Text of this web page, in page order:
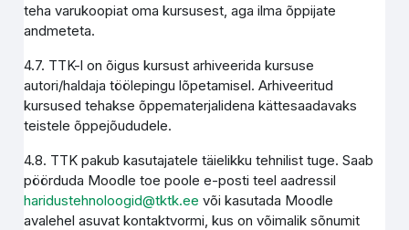
teha varukoopiat oma kursusest, aga ilma õppijate
andmeteta.
4.7. TTK-l on õigus kursust arhiveerida kursuse
autori/haldaja töölepingu lõpetamisel. Arhiveeritud
kursused tehakse õppematerjalidena kättesaadavaks
teistele õppejõududele.
4.8. TTK pakub kasutajatele täielikku tehnilist tuge. Saab
pöörduda Moodle toe poole e-posti teel aadressil
haridustehnoloogid@tktk.ee või kasutada Moodle
avalehel asuvat kontaktvormi, kus on võimalik sõnumit